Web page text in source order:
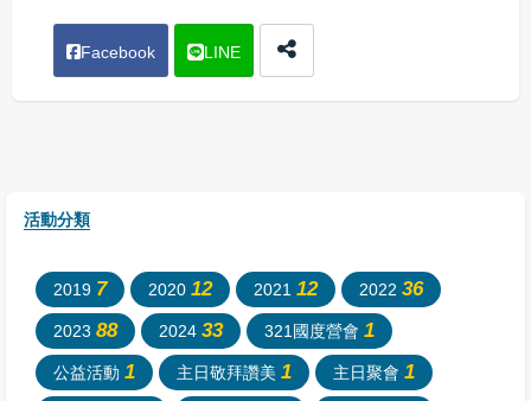
Facebook LINE
活動分類
2019 7 2020 12 2021 12 2022 36
2023 88 2024 33 321國度營會 1
公益活動 1 主日敬拜讚美 1 主日聚會 1